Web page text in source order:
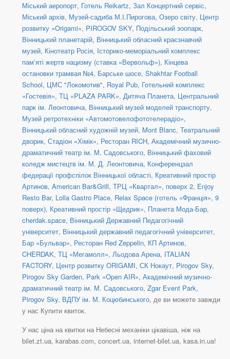
Міський аеропорт, Готель Reikartz, Зал Концертний сервіс,
Міський архів, Музей-садиба М.І.Пирогова, Озеро світу, Центр
розвитку «Origami», PIROGOV SKY, Подільський зоопарк,
Вінницький планетарій, Вінницький обласний краєзнавчий
музей, Кінотеатр Росія, Історико-меморіальний комплекс
пам’яті жертв нацизму (ставка «Вервольф»), Кінцева
остановки трамвая №4, Барське шосе, Shakhtar Football
School, ЦМС "Локомотив", Royal Pub, Готельний комплекс
«Гостевія», ТЦ «PLAZA PARK», Дитяча Планета, Центральний
парк ім. Леонтовича, Вінницький музей моделей транспорту,
Музей ретротехніки «Автомотовелофототелерадіо»,
Вінницький обласний художній музей, Mont Blanc, Театральний
дворик, Стадіон «Хімік», Ресторан RICH, Академічний музично-
драматичний театр ім. М. Садовського, Вінницький фаховий
коледж мистецтв ім. М. Д. Леонтовича, Конференцзал
федерації профспілок Вінницької області, Креативний простір
Артинов, American Bar&Grill, ТРЦ «Квартал», поверх 2, Enjoy
Resto Bar, Lolla Gastro Place, Relax Space (готель «Франція», 9
поверх), Креативний простір «Щедрик», Планета Мода-Бар,
cherdak.space, Вінницький Державний Педагогічний
університет, Вінницький державний педагогічний університет,
Бар «Бульвар», Ресторан Red Zeppelin, КП Артинов,
CHERDAK, ТЦ «Мегамолл», Льодова Арена, ITALIAN
FACTORY, Центр розвитку ORIGAMI, СК Нокаут, Pirogov Sky,
Pirogov Sky Garden, Park «Open AIR», Академічний музично-
драматичний театр ім. М. Садовського, Zgar Event Park,
Pirogov Sky, ВДПУ ім. М. Коцюбинського, де ви можете завжди
у нас Купити квиток.
У нас ціна на квитки на Небесні механіки цікавіша, ніж на
bilet.zt.ua, karabas.com, concert.ua, internet-bilet.ua, kasa.in.ua!